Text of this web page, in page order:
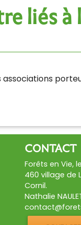
liés à
CONTACT
Forêts en Vie,
460 village de
Cornil.
Nathalie